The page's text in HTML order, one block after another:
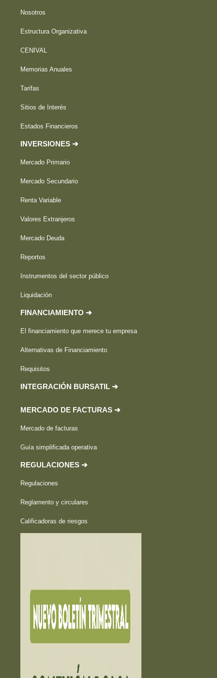
Nosotros
Estructura Organizativa
CENIVAL
Memorias Anuales
Tarifas
Sitios de Interés
Estados Financieros
INVERSIONES ➔
Mercado Primario
Mercado Secundario
Renta Variable
Valores Extranjeros
Mercado Deuda
Reportos
Instrumentos del sector público
Liquidación
FINANCIAMIENTO ➔
El financiamiento que merece tu empresa
Alternativas de Financiamiento
Requisitos
INTEGRACIÓN BURSATIL ➔
MERCADO DE FACTURAS ➔
Mercado de facturas
Guía simplificada operativa
REGULACIONES ➔
Regulaciones
Reglamento y circulares
Calificadoras de riesgos
Exámen Agente Corredor